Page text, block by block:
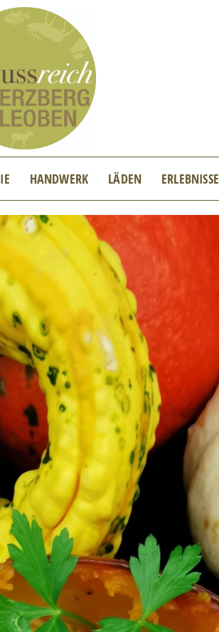
HANDWERK LÄDEN ERLEBNISSE